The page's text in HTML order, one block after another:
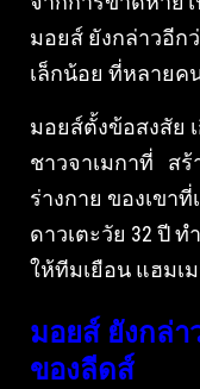
มอยส์ ยังกล่าวอีก
เล็กน้อย ที่หลายค
มอยส์ตั้งข้อสงสัย
ชาวจาเมกาที่ ส
ร่างกาย ของเขา
ดาวเตะวัย 32 ปี
ให้ทีมเยือน แฮมเ
มอยส์ ยังกล่า
ของลีดส์